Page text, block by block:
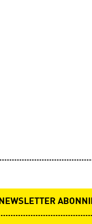
NEWSLETTER